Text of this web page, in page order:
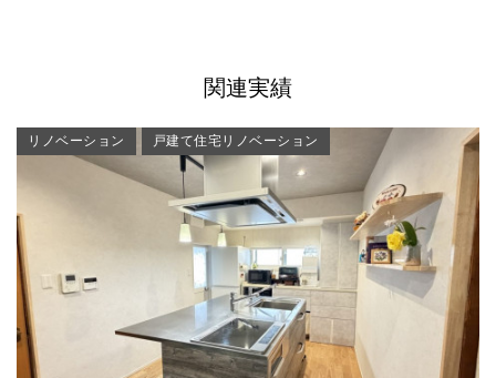
関連実績
リノベーション 戸建て住宅リノベーション